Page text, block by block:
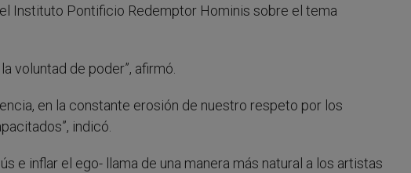
Instituto Pontificio Redemptor Hominis sobre el tema
voluntad de poder”, afirmó.
en la constante erosión de nuestro respeto por los
indicó.
e inflar el ego- llama de una manera más natural a los artistas